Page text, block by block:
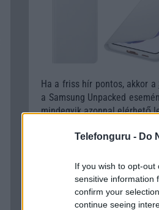
Telefonguru - Do
If you wish to opt-
sensitive information
confirm your
continue seeing
Ha a friss hír pontos, akkor a
a Samsung Unpacked
mindegyik azonnal elérhető